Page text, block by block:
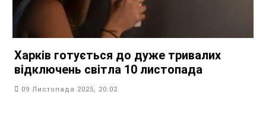
Харків готується до дуже тривалих
відключень світла 10 листопада
09 Листопада 2025, 20:02